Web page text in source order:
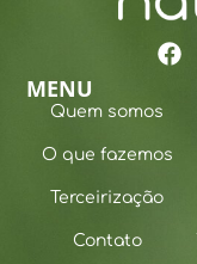
MENU
Quem somos
O que fazemos
Terceirização
Contato